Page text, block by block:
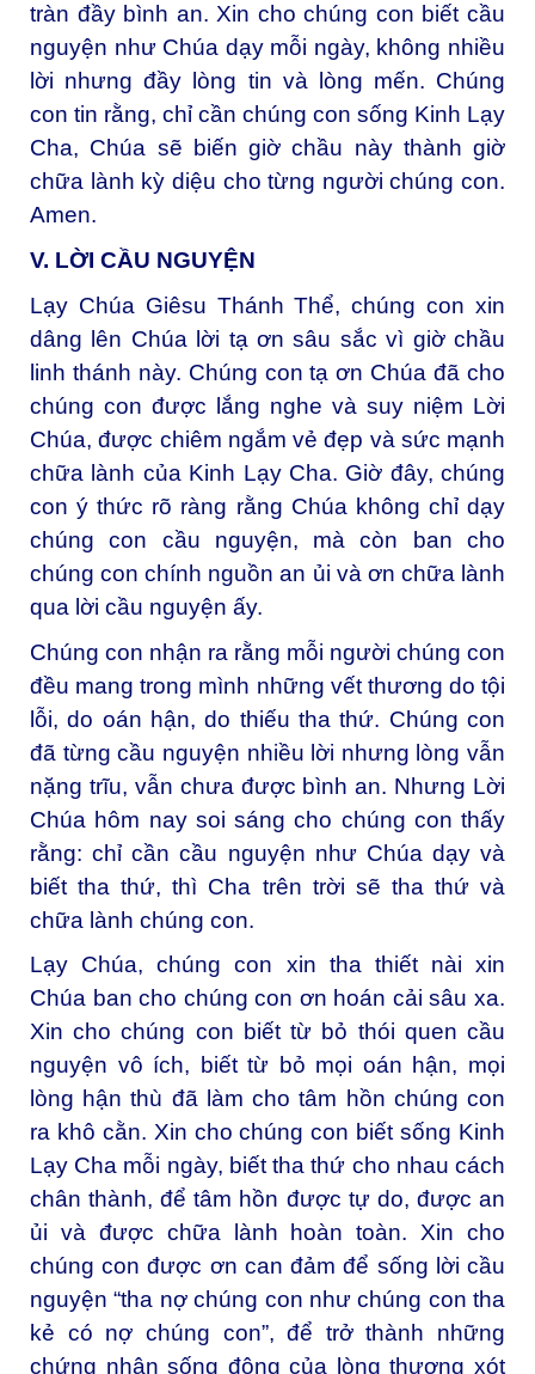
tràn đầy bình an. Xin cho chúng con biết cầu
nguyện như Chúa dạy mỗi ngày, không nhiều
lời nhưng đầy lòng tin và lòng mến. Chúng
con tin rằng, chỉ cần chúng con sống Kinh Lạy
Cha, Chúa sẽ biến giờ chầu này thành giờ
chữa lành kỳ diệu cho từng người chúng con.
Amen.
V. LỜI CẦU NGUYỆN
Lạy Chúa Giêsu Thánh Thể, chúng con xin
dâng lên Chúa lời tạ ơn sâu sắc vì giờ chầu
linh thánh này. Chúng con tạ ơn Chúa đã cho
chúng con được lắng nghe và suy niệm Lời
Chúa, được chiêm ngắm vẻ đẹp và sức mạnh
chữa lành của Kinh Lạy Cha. Giờ đây, chúng
con ý thức rõ ràng rằng Chúa không chỉ dạy
chúng con cầu nguyện, mà còn ban cho
chúng con chính nguồn an ủi và ơn chữa lành
qua lời cầu nguyện ấy.
Chúng con nhận ra rằng mỗi người chúng con
đều mang trong mình những vết thương do tội
lỗi, do oán hận, do thiếu tha thứ. Chúng con
đã từng cầu nguyện nhiều lời nhưng lòng vẫn
nặng trĩu, vẫn chưa được bình an. Nhưng Lời
Chúa hôm nay soi sáng cho chúng con thấy
rằng: chỉ cần cầu nguyện như Chúa dạy và
biết tha thứ, thì Cha trên trời sẽ tha thứ và
chữa lành chúng con.
Lạy Chúa, chúng con xin tha thiết nài xin
Chúa ban cho chúng con ơn hoán cải sâu xa.
Xin cho chúng con biết từ bỏ thói quen cầu
nguyện vô ích, biết từ bỏ mọi oán hận, mọi
lòng hận thù đã làm cho tâm hồn chúng con
ra khô cằn. Xin cho chúng con biết sống Kinh
Lạy Cha mỗi ngày, biết tha thứ cho nhau cách
chân thành, để tâm hồn được tự do, được an
ủi và được chữa lành hoàn toàn. Xin cho
chúng con được ơn can đảm để sống lời cầu
nguyện “tha nợ chúng con như chúng con tha
kẻ có nợ chúng con”, để trở thành những
chứng nhân sống động của lòng thương xót